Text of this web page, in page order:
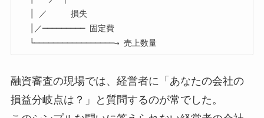
   └─────────────────→ 売上数量
融資審査の現場では、経営者に「あなたの会社の
損益分岐点は？」と質問するのが常でした。